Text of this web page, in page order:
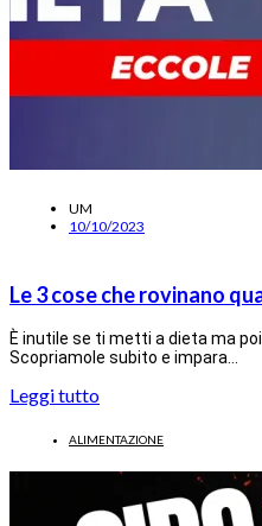
UM
10/10/2023
Le 3 cose che rovinano
È inutile se ti metti a dieta ma
Scopriamole subito e impara…
Leggi tutto
ALIMENTAZIONE